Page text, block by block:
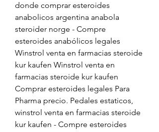
donde comprar esteroides
anabolicos argentina anabola
steroider norge - Compre
esteroides anabólicos legales
Winstrol venta en farmacias steroide
kur kaufen Winstrol venta en
farmacias steroide kur kaufen
Comprar esteroides legales Para
Pharma precio. Pedales estaticos,
winstrol venta en farmacias steroide
kur kaufen - Compre esteroides